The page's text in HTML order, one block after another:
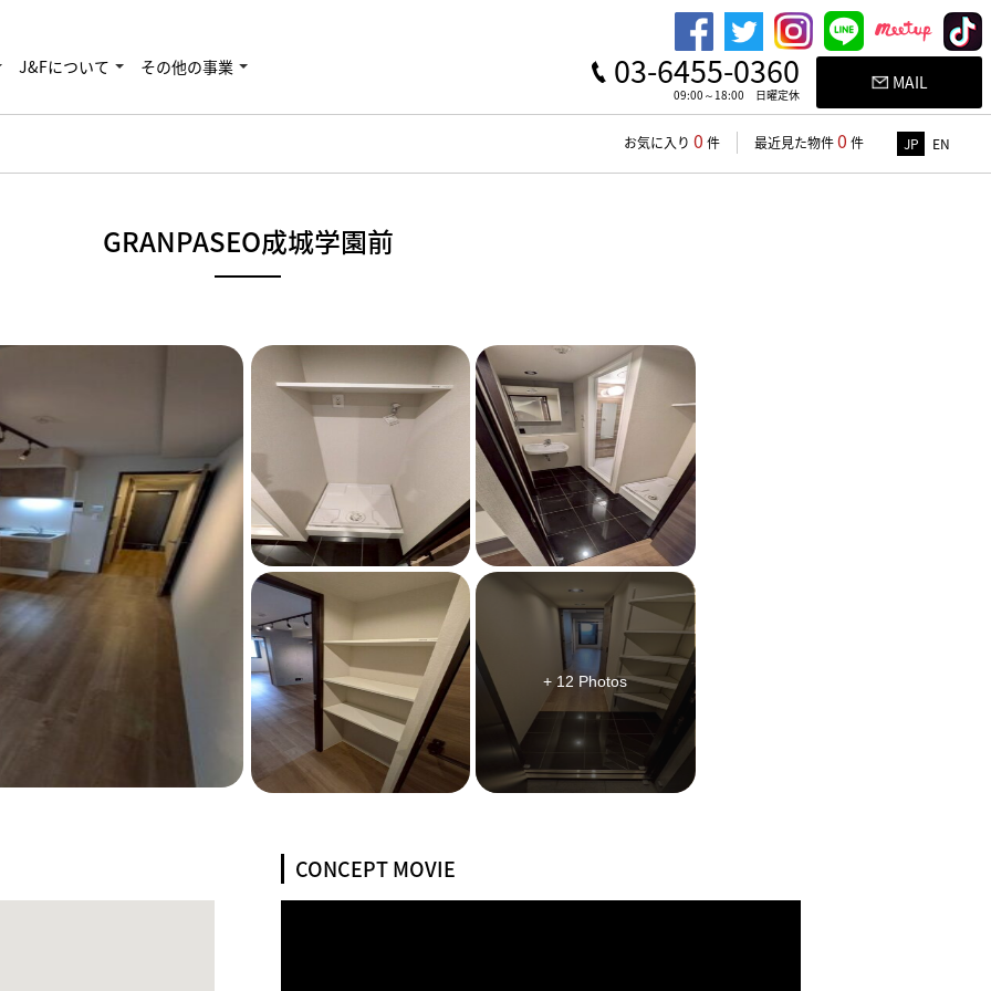
J&Fについて その他の事業 03-6455-0360
09:00～18:00 日曜定休
MAIL
お気に入り 0 件 最近見た物件0 件 JP EN
GRANPASEO成城学園前
+ 12 Photos
CONCEPT MOVIE